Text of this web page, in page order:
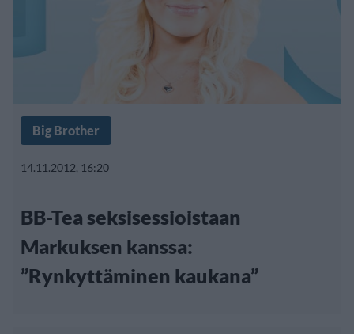
Big Brother
14.11.2012, 16:20
BB-Tea seksisessioistaan
Markuksen kanssa:
”Rynkyttäminen kaukana”